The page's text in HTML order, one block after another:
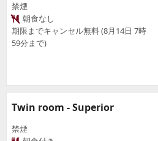
禁煙
朝食なし
期限までキャンセル無料 (8月14日 7時
59分まで)
Twin room - Superior
禁煙